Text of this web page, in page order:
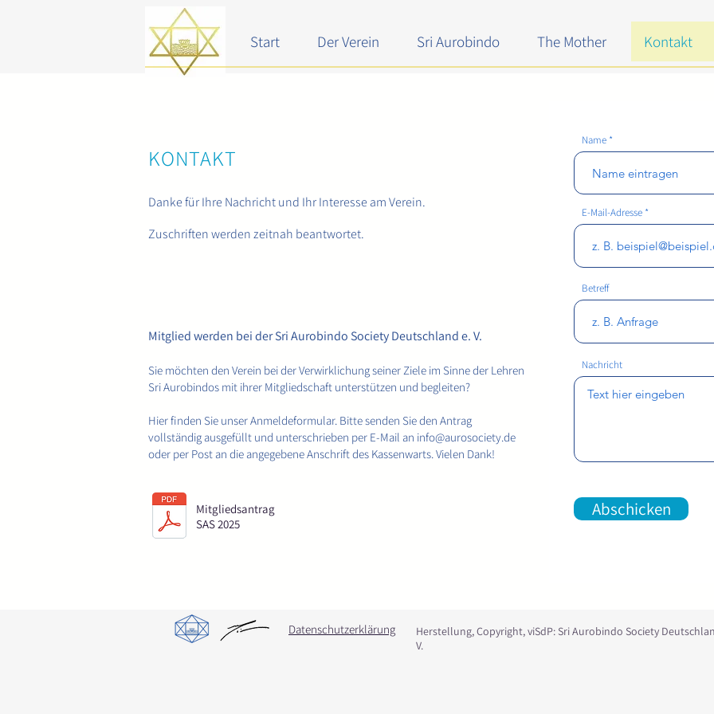
Start Der Verein Sri Aurobindo The Mother Kontakt
KONTAKT
Danke für Ihre Nachricht und Ihr Interesse am Verein.
Zuschriften werden zeitnah beantwortet.
Mitglied werden bei der Sri Aurobindo Society Deutschland e. V.
Sie möchten den Verein bei der Verwirklichung seiner Ziele im Sinne der Lehren
Sri Aurobindos mit ihrer Mitgliedschaft unterstützen und begleiten?
Hier finden Sie unser Anmeldeformular. Bitte senden Sie den Antrag
vollständig ausgefüllt und unterschrieben per E-Mail an info@aurosociety.de
oder per Post an die angegebene Anschrift des Kassenwarts. Vielen Dank!
Mitgliedsantrag
SAS 2025
Name *
E-Mail-Adresse
Betreff
Nachricht
Abschicken
Datenschutzerklärung
Herstellung, Copyright, viSdP: Sri Aurobindo Society
V.